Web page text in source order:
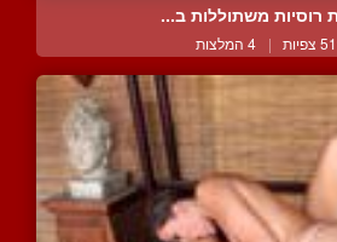
רוסיות משתוללות ב...
| 4 המלצות